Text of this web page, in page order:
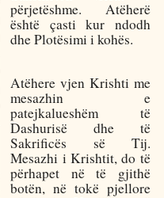
përjetëshme. Atëherë
është çasti kur ndodh
dhe Plotësimi i kohës.
Atëhere vjen Krishti me
mesazhin e
patejkalueshëm të
Dashurisë dhe të
Sakrificës së Tij.
Mesazhi i Krishtit, do të
përhapet në të gjithë
botën, në tokë pjellore